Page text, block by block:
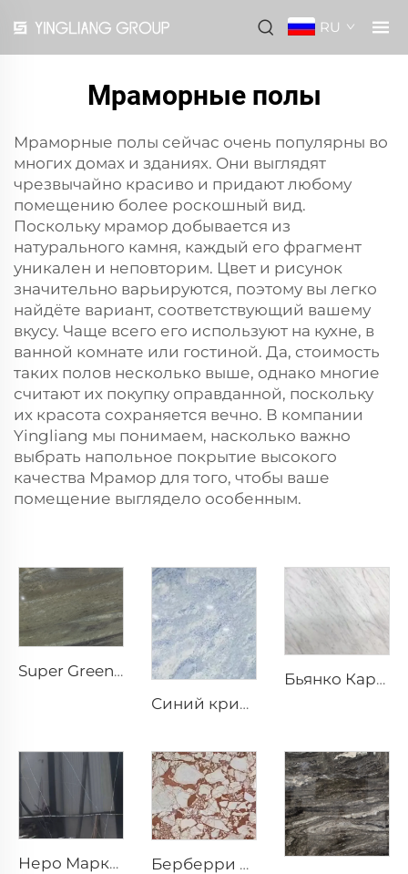
RU
Мраморные полы
Мраморные полы сейчас очень популярны во
многих домах и зданиях. Они выглядят
чрезвычайно красиво и придают любому
помещению более роскошный вид.
Поскольку мрамор добывается из
натурального камня, каждый его фрагмент
уникален и неповторим. Цвет и рисунок
значительно варьируются, поэтому вы легко
найдёте вариант, соответствующий вашему
вкусу. Чаще всего его используют на кухне, в
ванной комнате или гостиной. Да, стоимость
таких полов несколько выше, однако многие
считают их покупку оправданной, поскольку
их красота сохраняется вечно. В компании
Yingliang мы понимаем, насколько важно
выбрать напольное покрытие высокого
качества Мрамор для того, чтобы ваше
помещение выглядело особенным.
Super Green Природный камень Мрамор
Синий кристалл серо-белый натуральный каменный мрамор с сине-серой текстурой и яркими включениями
Бьянко Каррара Белый природный камень мрамор со светло-серыми прожилками
Неро Маркина черный натуральный каменный мрамор с белой трещиноватой текстурой прожилок
Берберри Белый природный камень мрамор с нерегулярным красно-коричневым узором